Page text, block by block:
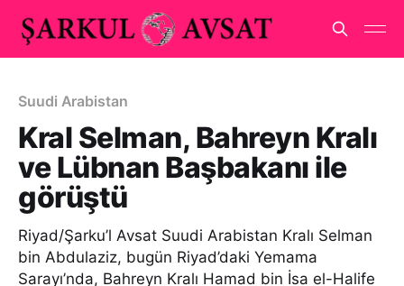
Suudi Arabistan
Kral Selman, Bahreyn Kralı
ve Lübnan Başbakanı ile
görüştü
Riyad/Şarku’l Avsat Suudi Arabistan Kralı Selman
bin Abdulaziz, bugün Riyad’daki Yemama
Sarayı’nda, Bahreyn Kralı Hamad bin İsa el-Halife